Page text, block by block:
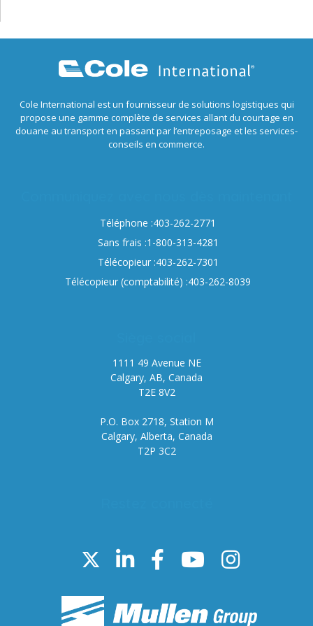
Cole International est un fournisseur de solutions logistiques qui
propose une gamme complète de services allant du courtage en
douane au transport en passant par l’entreposage et les services-
conseils en commerce.
Téléphone :403-262-2771
Sans frais :1-800-313-4281
Télécopieur :403-262-7301
Télécopieur (comptabilité) :403-262-8039
1111 49 Avenue NE
Calgary, AB, Canada
T2E 8V2
P.O. Box 2718, Station M
Calgary, Alberta, Canada
T2P 3C2